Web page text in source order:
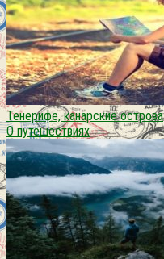
Тенерифе, канарские острова
О путешествиях